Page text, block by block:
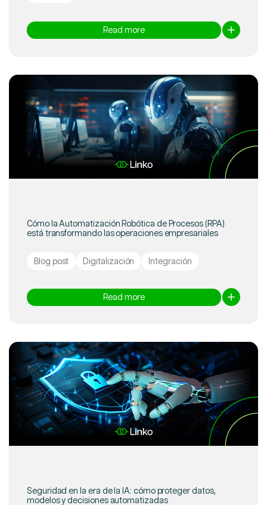
Read more
Cómo la Automatización Robótica de Procesos (RPA)
está transformando las operaciones empresariales
Blog post Digitalización Integración
Read more
Seguridad en la era de la IA: cómo proteger datos,
modelos y decisiones automatizadas